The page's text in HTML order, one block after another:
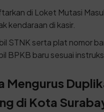
di Loket Mutasi
kendaraan di kasir.
STNK serta plat nomor
BPKB baru sesuai
Mengurus
di Kota